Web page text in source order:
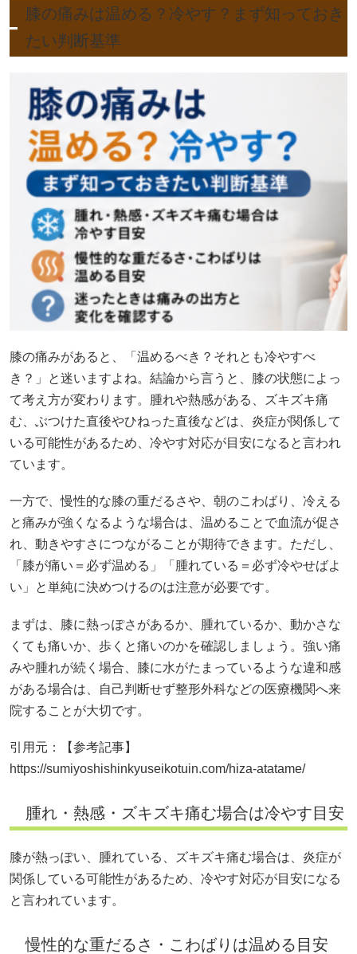
膝の痛みは温める？冷やす？まず知っておき
たい判断基準
膝の痛みがあると、「温めるべき？それとも冷やすべ
き？」と迷いますよね。結論から言うと、膝の状態によっ
て考え方が変わります。腫れや熱感がある、ズキズキ痛
む、ぶつけた直後やひねった直後などは、炎症が関係して
いる可能性があるため、冷やす対応が目安になると言われ
ています。
一方で、慢性的な膝の重だるさや、朝のこわばり、冷える
と痛みが強くなるような場合は、温めることで血流が促さ
れ、動きやすさにつながることが期待できます。ただし、
「膝が痛い＝必ず温める」「腫れている＝必ず冷やせばよ
い」と単純に決めつけるのは注意が必要です。
まずは、膝に熱っぽさがあるか、腫れているか、動かさな
くても痛いか、歩くと痛いのかを確認しましょう。強い痛
みや腫れが続く場合、膝に水がたまっているような違和感
がある場合は、自己判断せず整形外科などの医療機関へ来
院することが大切です。
引用元：【参考記事】
https://sumiyoshishinkyuseikotuin.com/hiza-atatame/
腫れ・熱感・ズキズキ痛む場合は冷やす目安
膝が熱っぽい、腫れている、ズキズキ痛む場合は、炎症が
関係している可能性があるため、冷やす対応が目安になる
と言われています。
慢性的な重だるさ・こわばりは温める目安